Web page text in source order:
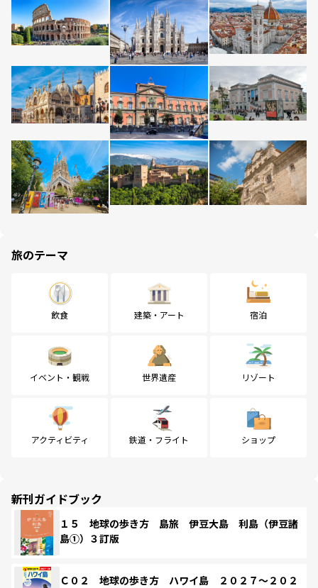
旅のテーマ
飲食 建築・アート 宿泊
イベント・観戦 世界遺産 リゾート
アクティビティ 鉄道・フライト ショップ
新刊ガイドブック
１５ 地球の歩き方 島旅 伊豆大島 利島（伊豆諸
島①）３訂版
Ｃ０２ 地球の歩き方 ハワイ島 ２０２７～２０２